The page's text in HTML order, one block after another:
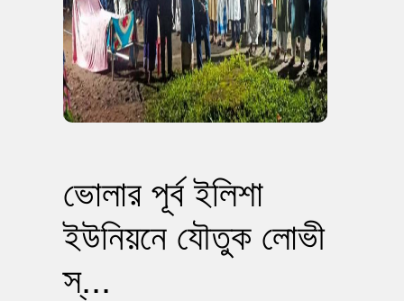
ভোলার পূর্ব ইলিশা
ইউনিয়নে যৌতুক লোভী
স্...